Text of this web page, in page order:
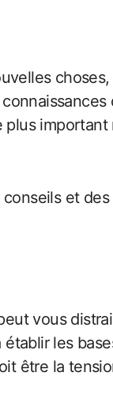
choses,
et
vous
les
être la